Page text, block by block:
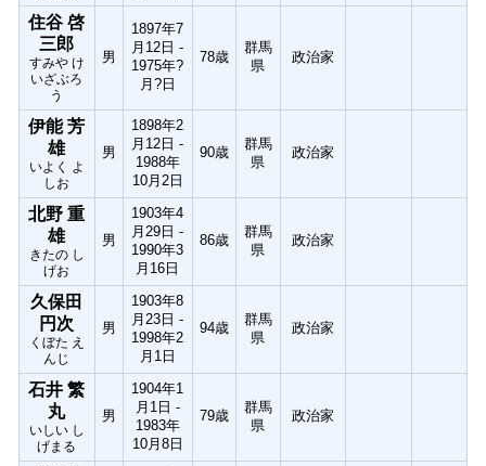
住谷 啓
三郎
すみや け
いざぶろ
う
男
1897年7
月12日 -
1975年?
月?日
78歳
群馬
県
政治家
伊能 芳
雄
いよく よ
しお
男
1898年2
月12日 -
1988年
10月2日
90歳
群馬
県
政治家
北野 重
雄
きたの し
げお
男
1903年4
月29日 -
1990年3
月16日
86歳
群馬
県
政治家
久保田
円次
くぼた え
んじ
男
1903年8
月23日 -
1998年2
月1日
94歳
群馬
県
政治家
石井 繁
丸
いしい し
げまる
男
1904年1
月1日 -
1983年
10月8日
79歳
群馬
県
政治家